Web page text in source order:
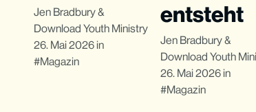
Jen Bradbury&
Download Youth Ministry
26. Mai 2026in
Magazin
entsteht
Jen Bradbury&
Download Youth
26. Mai 2026 in
Magazin